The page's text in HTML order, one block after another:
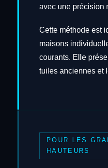
avec une précision
Cette méthode est
maisons
courants. Elle
tuiles anciennes et
POUR LES
HAUTEURS